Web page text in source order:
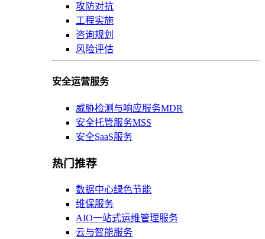
攻防对抗
工程实施
咨询规划
风险评估
安全运营服务
威胁检测与响应服务MDR
安全托管服务MSS
安全SaaS服务
热门推荐
数据中心绿色节能
维保服务
AIO一站式运维管理服务
云与智能服务